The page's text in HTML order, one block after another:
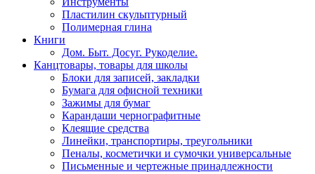
Пластилин скульптурный
Полимерная глина
Книги
Дом. Быт. Досуг. Рукоделие.
Канцтовары, товары для школы
Блоки для записей, закладки
Бумага для офисной техники
Зажимы для бумаг
Карандаши чернографитные
Клеящие средства
Линейки, транспортиры, треугольники
Пеналы, косметички и сумочки универсальные
Письменные и чертежные принадлежности